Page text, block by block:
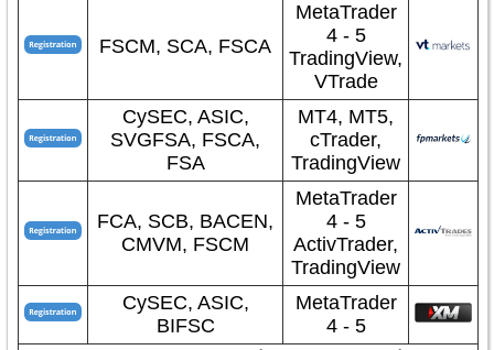
MetaTrader
4 - 5
TradingView,
VTrade
FSCM, SCA, FSCA
MT4, MT5,
cTrader,
TradingView
CySEC, ASIC,
SVGFSA, FSCA,
FSA
MetaTrader
4 - 5
ActivTrader,
TradingView
FCA, SCB, BACEN,
CMVM, FSCM
MetaTrader
4 - 5
CySEC, ASIC,
BIFSC